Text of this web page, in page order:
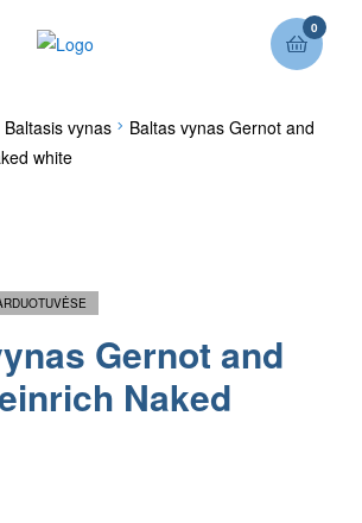
0
Baltasis vynas
Baltas vynas Gernot and
white
Gernot and
Naked